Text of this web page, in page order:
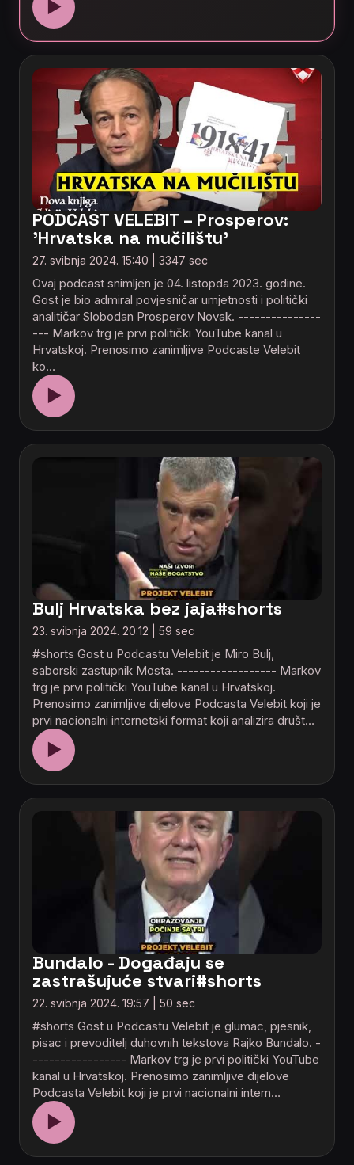
▶
PODCAST VELEBIT – Prosperov:
'Hrvatska na mučilištu'
27. svibnja 2024. 15:40 | 3347 sec
Ovaj podcast snimljen je 04. listopda 2023. godine.
Gost je bio admiral povjesničar umjetnosti i politički
analitičar Slobodan Prosperov Novak. ---------------
--- Markov trg je prvi politički YouTube kanal u
Hrvatskoj. Prenosimo zanimljive Podcaste Velebit
ko…
▶
Bulj Hrvatska bez jaja#shorts
23. svibnja 2024. 20:12 | 59 sec
#shorts Gost u Podcastu Velebit je Miro Bulj,
saborski zastupnik Mosta. ------------------ Markov
trg je prvi politički YouTube kanal u Hrvatskoj.
Prenosimo zanimljive dijelove Podcasta Velebit koji je
prvi nacionalni internetski format koji analizira društ…
▶
Bundalo - Događaju se
zastrašujuće stvari#shorts
22. svibnja 2024. 19:57 | 50 sec
#shorts Gost u Podcastu Velebit je glumac, pjesnik,
pisac i prevoditelj duhovnih tekstova Rajko Bundalo. -
----------------- Markov trg je prvi politički YouTube
kanal u Hrvatskoj. Prenosimo zanimljive dijelove
Podcasta Velebit koji je prvi nacionalni intern…
▶